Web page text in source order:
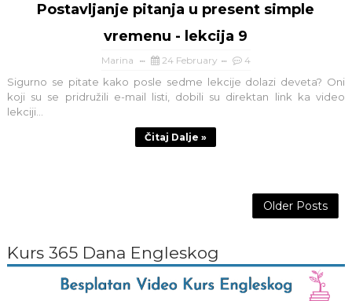
Postavljanje pitanja u present simple
vremenu - lekcija 9
Marina 24 February 4
Sigurno se pitate kako posle sedme lekcije dolazi deveta? Oni
koji su se pridružili e-mail listi, dobili su direktan link ka video
lekciji...
Čitaj Dalje »
Older Posts
Kurs 365 Dana Engleskog